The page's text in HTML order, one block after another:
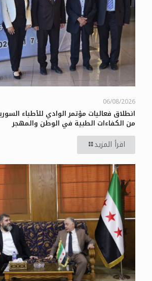
06/08/2026
انطلاق فعاليات مؤتمر الوادي للأطباء
من الكفاءات الطبية في الوطن والمهجر
اقرأ المزيد